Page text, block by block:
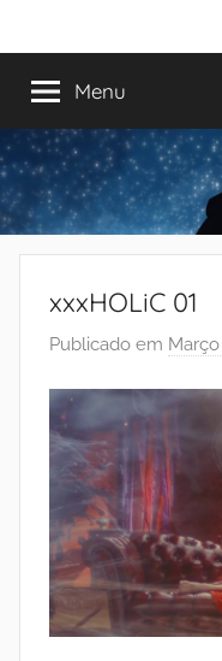
paraMundo
do
Shoujo
anos
a
trazer-
romances
Menu
xxxHOLiC 01
Publicado em Março